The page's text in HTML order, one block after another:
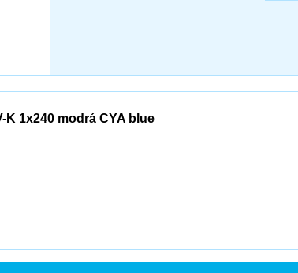
K 1x240 modrá CYA blue